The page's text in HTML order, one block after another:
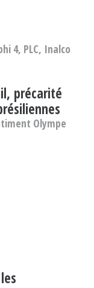
4, PLC, Inalco
précarité
Olympe